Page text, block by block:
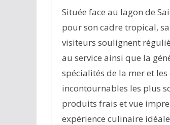
Située face au lagon de
pour son cadre tropical,
visiteurs soulignent
au service ainsi que la
spécialités de la mer et
incontournables les plus
produits frais et vue
expérience culinaire